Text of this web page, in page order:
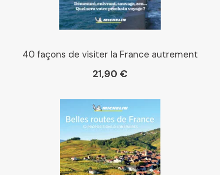
40 façons de visiter la France autrement
21,90 €